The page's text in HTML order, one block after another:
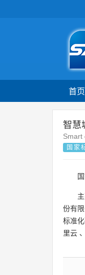
首页
智慧
Smart
国家
份有
标准
里云 、